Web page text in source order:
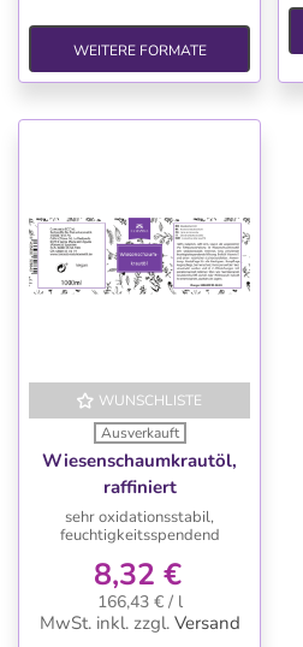
WEITERE FORMATE
WUNSCHLISTE
Ausverkauft
Wiesenschaumkrautöl,
raffiniert
sehr oxidationsstabil,
feuchtigkeitsspendend
8,32 €
166,43 € / l
MwSt. inkl. zzgl. Versand